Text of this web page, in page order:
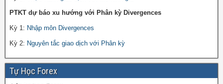
PTKT dự báo xu hướng với Phân kỳ Divergences
Kỳ 1: Nhập môn Divergences
Kỳ 2: Nguyên tắc giao dịch với Phân kỳ
Tự Học Forex